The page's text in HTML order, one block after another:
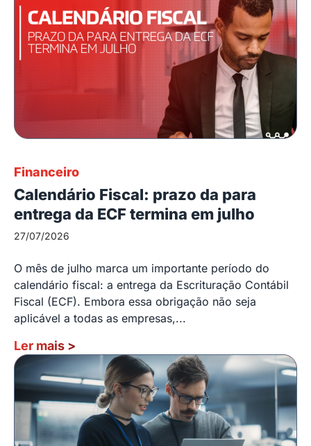
Financeiro
Calendário Fiscal: prazo da para
entrega da ECF termina em julho
27/07/2026
O mês de julho marca um importante período do
calendário fiscal: a entrega da Escrituração Contábil
Fiscal (ECF). Embora essa obrigação não seja
aplicável a todas as empresas,...
Ler mais >